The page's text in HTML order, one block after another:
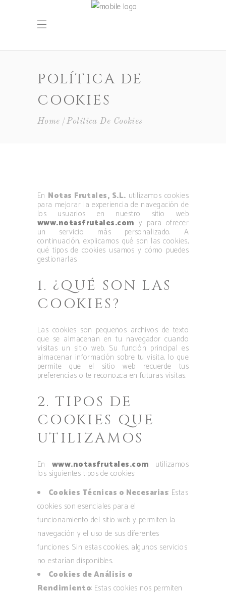
POLÍTICA DE
COOKIES
Home Política De Cookies
En Notas Frutales, S.L. utilizamos cookies
para mejorar la experiencia de navegación de
los usuarios en nuestro sitio web
www.notasfrutales.com y para ofrecer
un servicio más personalizado. A
continuación, explicamos qué son las cookies,
qué tipos de cookies usamos y cómo puedes
gestionarlas.
1. ¿QUÉ SON LAS
COOKIES?
Las cookies son pequeños archivos de texto
que se almacenan en tu navegador cuando
visitas un sitio web. Su función principal es
almacenar información sobre tu visita, lo que
permite que el sitio web recuerde tus
preferencias o te reconozca en futuras visitas.
2. TIPOS DE
COOKIES QUE
UTILIZAMOS
En www.notasfrutales.com utilizamos
los siguientes tipos de cookies:
Cookies Técnicas o Necesarias: Estas
cookies son esenciales para el
funcionamiento del sitio web y permiten la
navegación y el uso de sus diferentes
funciones. Sin estas cookies, algunos servicios
no estarían disponibles.
Cookies de Análisis o
Rendimiento: Estas cookies nos permiten